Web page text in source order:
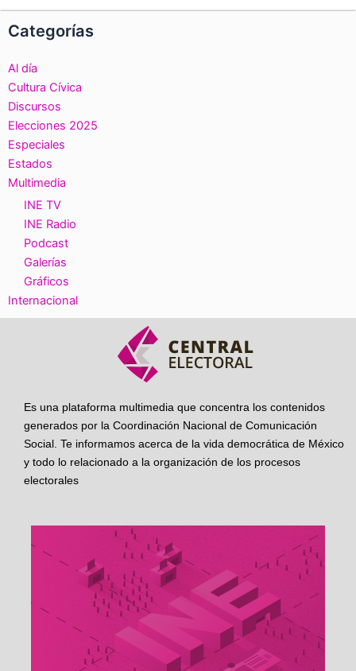
Categorías
Al día
Cultura Cívica
Discursos
Elecciones 2025
Especiales
Estados
Multimedia
INE TV
INE Radio
Podcast
Galerías
Gráficos
Internacional
Es una plataforma multimedia que concentra los contenidos
generados por la Coordinación Nacional de Comunicación
Social. Te informamos acerca de la vida democrática de México
y todo lo relacionado a la organización de los procesos
electorales